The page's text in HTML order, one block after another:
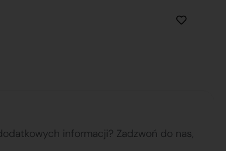
informacji? Zadzwoń do nas,